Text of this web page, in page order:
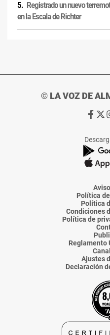
Registrado un nuevo
en la Escala de Richter
© LA VOZ DE
Ir
de
La
Voz
Ir
Política
Política
Condiciones
Política de
Reglamento
Ajustes
Declaración